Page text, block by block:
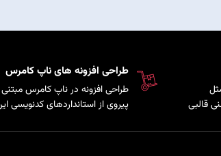
قالبی
تا
طراحی افزونه های ناپ کامرس
طراحی افزونه در ناپ کامرس
پیروی از استانداردهای
و اضافه کردن قابلیت‌های